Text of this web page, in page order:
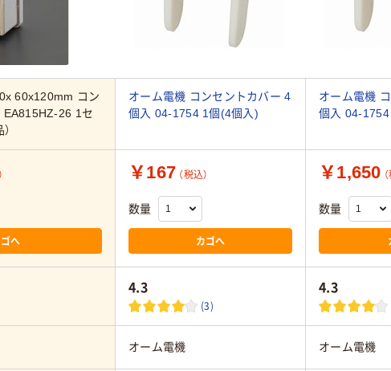
60x120mm コン
EA815HZ-26 1セ
オーム電機 コンセントカバー 4
個入 04-1754 1個(4個入)
オーム電機
個入 04-
へ
￥167 （税込）
数量
カゴへ
￥1,650
数量
4.3
(3)
4.3
オーム電機 オーム電機